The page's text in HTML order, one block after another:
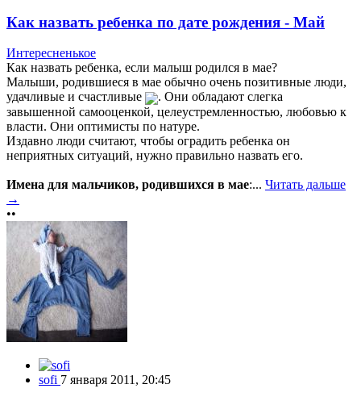
Как назвать ребенка по дате рождения - Май
Интересненькое
Как назвать ребенка, если малыш родился в мае?
Малыши, родившиеся в мае обычно очень позитивные люди,
удачливые и счастливые
. Они обладают слегка
завышенной самооценкой, целеустремленностью, любовью к
власти. Они оптимисты по натуре.
Издавно люди считают, чтобы оградить ребенка он
неприятных ситуаций, нужно правильно назвать его.
Имена для мальчиков, родившихся в мае:... Читать дальше
→
••
sofi 7 января 2011, 20:45